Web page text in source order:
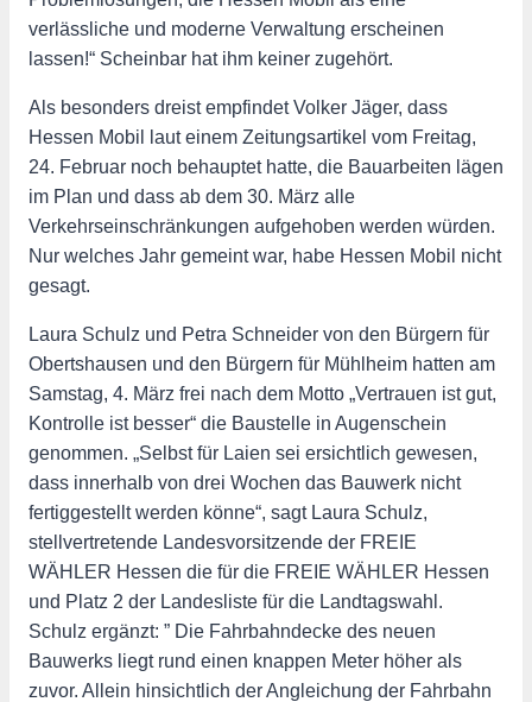
verlässliche und moderne Verwaltung erscheinen
lassen!“ Scheinbar hat ihm keiner zugehört.
Als besonders dreist empfindet Volker Jäger, dass
Hessen Mobil laut einem Zeitungsartikel vom Freitag,
24. Februar noch behauptet hatte, die Bauarbeiten lägen
im Plan und dass ab dem 30. März alle
Verkehrseinschränkungen aufgehoben werden würden.
Nur welches Jahr gemeint war, habe Hessen Mobil nicht
gesagt.
Laura Schulz und Petra Schneider von den Bürgern für
Obertshausen und den Bürgern für Mühlheim hatten am
Samstag, 4. März frei nach dem Motto „Vertrauen ist gut,
Kontrolle ist besser“ die Baustelle in Augenschein
genommen. „Selbst für Laien sei ersichtlich gewesen,
dass innerhalb von drei Wochen das Bauwerk nicht
fertiggestellt werden könne“, sagt Laura Schulz,
stellvertretende Landesvorsitzende der FREIE
WÄHLER Hessen die für die FREIE WÄHLER Hessen
und Platz 2 der Landesliste für die Landtagswahl.
Schulz ergänzt: ” Die Fahrbahndecke des neuen
Bauwerks liegt rund einen knappen Meter höher als
zuvor. Allein hinsichtlich der Angleichung der Fahrbahn